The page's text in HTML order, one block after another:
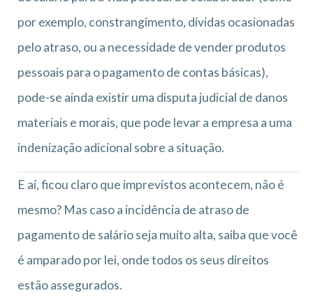
por exemplo, constrangimento, dívidas ocasionadas
pelo atraso, ou a necessidade de vender produtos
pessoais para o pagamento de contas básicas),
pode-se ainda existir uma disputa judicial de danos
materiais e morais, que pode levar a empresa a uma
indenização adicional sobre a situação.
E aí, ficou claro que imprevistos acontecem, não é
mesmo? Mas caso a incidência de atraso de
pagamento de salário seja muito alta, saiba que você
é amparado por lei, onde todos os seus direitos
estão assegurados.